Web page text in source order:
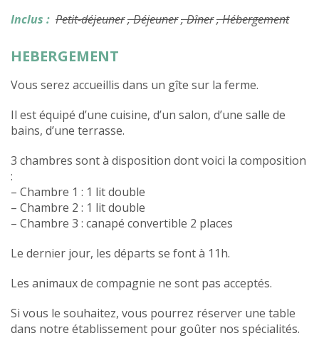
Inclus : Petit-déjeuner, Déjeuner, Dîner, Hébergement
HEBERGEMENT
Vous serez accueillis dans un gîte sur la ferme.
Il est équipé d’une cuisine, d’un salon, d’une salle de
bains, d’une terrasse.
3 chambres sont à disposition dont voici la composition
:
– Chambre 1 : 1 lit double
– Chambre 2 : 1 lit double
– Chambre 3 : canapé convertible 2 places
Le dernier jour, les départs se font à 11h.
Les animaux de compagnie ne sont pas acceptés.
Si vous le souhaitez, vous pourrez réserver une table
dans notre établissement pour goûter nos spécialités.